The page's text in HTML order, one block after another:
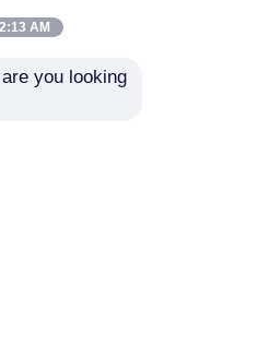
する海上アプリケーシ
ョン
2:13 AM
you looking